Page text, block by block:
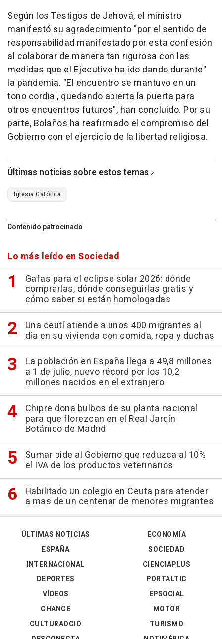
Según los Testigos de Jehová, el ministro
manifestó su agradecimiento "por el sentido de
responsabilidad manifestado por esta confesión
al colaborar de manera tan rigurosa con las
medidas que el Ejecutivo ha ido dando durante"
la pandemia. "El encuentro se mantuvo en un
tono cordial, quedando abierta la puerta para
otros encuentros futuros", han concluido. Por su
parte, Bolaños ha reafirmado el compromiso del
Gobierno con el ejercicio de la libertad religiosa.
Últimas noticias sobre estos temas
Iglesia Católica
Contenido patrocinado
Lo más leído en Sociedad
Gafas para el eclipse solar 2026: dónde
comprarlas, dónde conseguirlas gratis y
cómo saber si están homologadas
Una ceutí atiende a unos 400 migrantes al
día en su vivienda con comida, ropa y duchas
La población en España llega a 49,8 millones
a 1 de julio, nuevo récord por los 10,2
millones nacidos en el extranjero
Chipre dona bulbos de su planta nacional
para que florezcan en el Real Jardín
Botánico de Madrid
Sumar pide al Gobierno que reduzca al 10%
el IVA de los productos veterinarios
Habilitado un colegio en Ceuta para atender
a mas de un centenar de menores migrantes
ÚLTIMAS NOTICIAS
ESPAÑA
INTERNACIONAL
DEPORTES
VÍDEOS
ECONOMÍA
SOCIEDAD
CIENCIAPLUS
PORTALTIC
EPSOCIAL
CHANCE
CULTURAOCIO
MOTOR
TURISMO